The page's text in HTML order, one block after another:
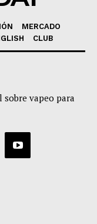
MERCADO
CLUB
sobre vapeo para